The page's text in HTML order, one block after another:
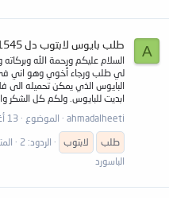
A طلب بايوس لابتوب دل 1545
السلام عليكم ورحمة الله
لي طلب ورجاء أخوي وهو اني
البايوس الذي يمكن تحميله الى
ابديت للبايوس. ولكم كل الشكر
ahmadalheeti
الموضوع 13 أغسطس 2010
طلب
لابتوب الردود: 2
الباسورد